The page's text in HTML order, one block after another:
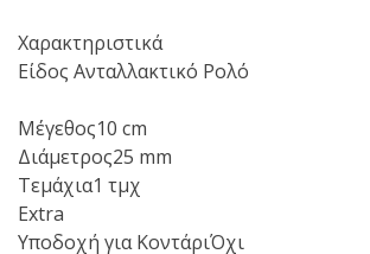
Χαρακτηριστικά
Είδος Ανταλλακτικό Ρολό
Μέγεθος10 cm
Διάμετρος25 mm
Τεμάχια1 τμχ
Extra
Υποδοχή για ΚοντάριΌχι